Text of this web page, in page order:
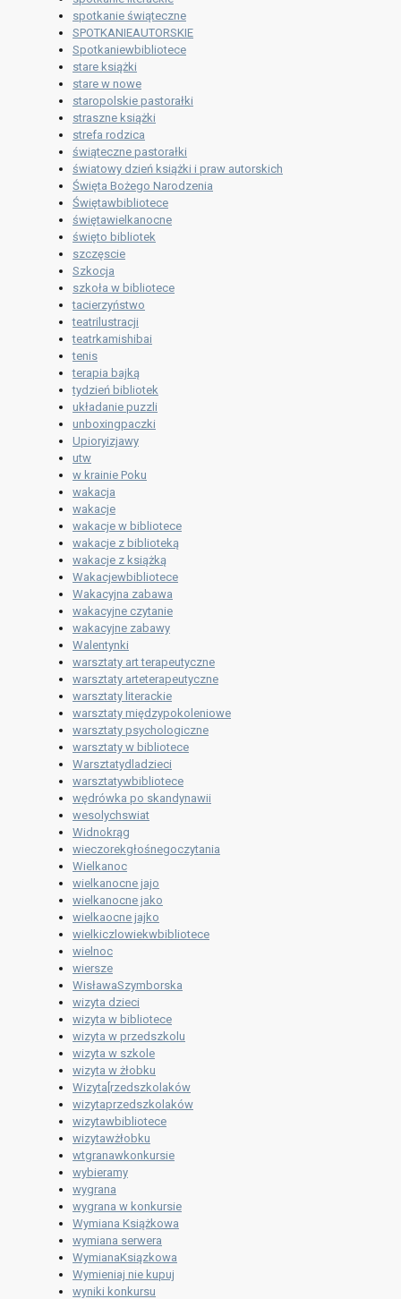
spotkanie świąteczne
SPOTKANIEAUTORSKIE
Spotkaniewbibliotece
stare książki
stare w nowe
staropolskie pastorałki
straszne książki
strefa rodzica
świąteczne pastorałki
światowy dzień książki i praw autorskich
Święta Bożego Narodzenia
Świętawbibliotece
świętawielkanocne
święto bibliotek
szczęscie
Szkocja
szkoła w bibliotece
tacierzyństwo
teatrilustracji
teatrkamishibai
tenis
terapia bajką
tydzień bibliotek
układanie puzzli
unboxingpaczki
Upioryizjawy
utw
w krainie Poku
wakacja
wakacje
wakacje w bibliotece
wakacje z biblioteką
wakacje z książką
Wakacjewbibliotece
Wakacyjna zabawa
wakacyjne czytanie
wakacyjne zabawy
Walentynki
warsztaty art terapeutyczne
warsztaty arteterapeutyczne
warsztaty literackie
warsztaty międzypokoleniowe
warsztaty psychologiczne
warsztaty w bibliotece
Warsztatydladzieci
warsztatywbibliotece
wędrówka po skandynawii
wesolychswiat
Widnokrąg
wieczorekgłośnegoczytania
Wielkanoc
wielkanocne jajo
wielkanocne jako
wielkaocne jajko
wielkiczlowiekwbibliotece
wielnoc
wiersze
WisławaSzymborska
wizyta dzieci
wizyta w bibliotece
wizyta w przedszkolu
wizyta w szkole
wizyta w żłobku
Wizyta[rzedszkolaków
wizytaprzedszkolaków
wizytawbibliotece
wizytawżłobku
wtgranawkonkursie
wybieramy
wygrana
wygrana w konkursie
Wymiana Książkowa
wymiana serwera
WymianaKsiązkowa
Wymieniaj nie kupuj
wyniki konkursu